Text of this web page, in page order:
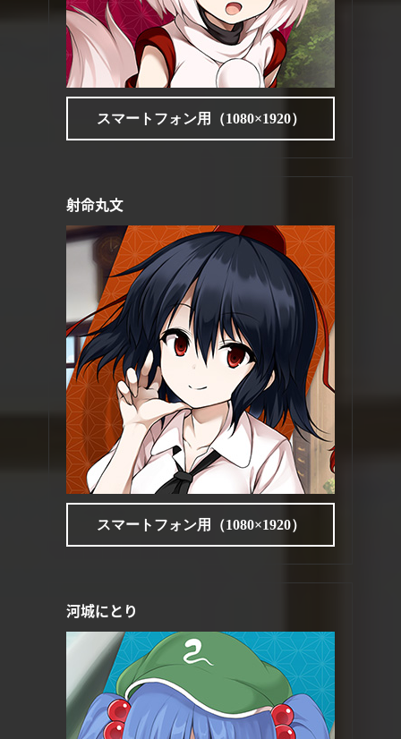
スマートフォン用（1080×1920）
射命丸文
スマートフォン用（1080×1920）
河城にとり